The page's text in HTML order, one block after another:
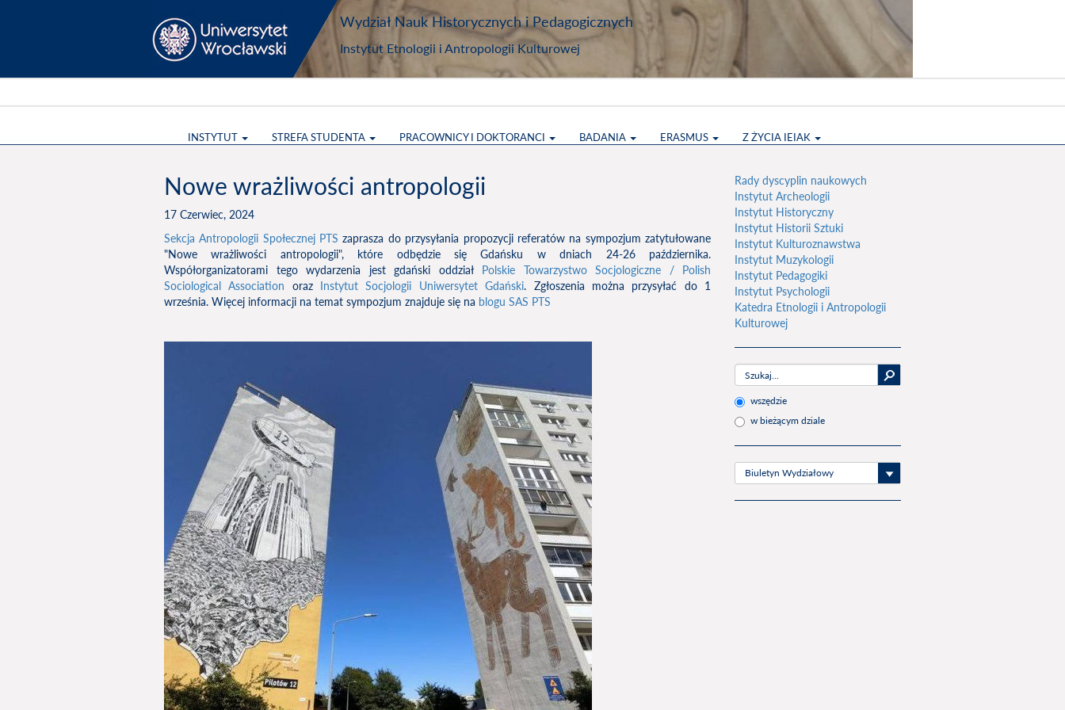
Wydział Nauk Historycznych i Pedagogicznych
Instytut Etnologii i Antropologii Kulturowej
INSTYTUT STREFA STUDENTA PRACOWNICY I DOKTORANCI BADANIA ERASMUS Z ŻYCIA IEIAK
Nowe wrażliwości antropologii
17 Czerwiec, 2024
Sekcja Antropologii Społecznej PTS zaprasza do przysyłania propozycji referatów na sympozjum zatytułowane
"Nowe wrażliwości antropologii", które odbędzie się Gdańsku w dniach 24-26 października.
Współorganizatorami tego wydarzenia jest gdański oddział Polskie Towarzystwo Socjologiczne / Polish
Sociological Association oraz Instytut Socjologii Uniwersytet Gdański. Zgłoszenia można przysyłać do 1
września. Więcej informacji na temat sympozjum znajduje się na blogu SAS PTS
Rady dyscyplin naukowych
Instytut Archeologii
Instytut Historyczny
Instytut Historii Sztuki
Instytut Kulturoznawstwa
Instytut Muzykologii
Instytut Pedagogiki
Instytut Psychologii
Katedra Etnologii i Antropologii
Kulturowej
wszędzie
w bieżącym dziale
Biuletyn Wydziałowy